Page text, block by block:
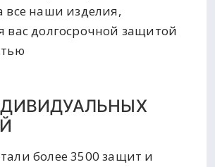
все наши изделия,
вас долгосрочной защитой
более 3500 защит и